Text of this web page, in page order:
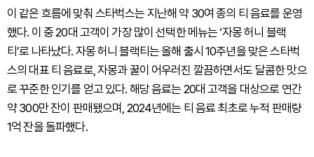
이 같은 흐름에 맞춰 스타벅스는 지난해 약 30여 종의 티 음료를 운영
했다. 이 중 20대 고객이 가장 많이 선택한 메뉴는 ‘자몽 허니 블랙
티’로 나타났다. 자몽 허니 블랙티는 올해 출시 10주년을 맞은 스타벅
스의 대표 티 음료로, 자몽과 꿀이 어우러진 깔끔하면서도 달콤한 맛으
로 꾸준한 인기를 얻고 있다. 해당 음료는 20대 고객을 대상으로 연간
약 300만 잔이 판매됐으며, 2024년에는 티 음료 최초로 누적 판매량
1억 잔을 돌파했다.